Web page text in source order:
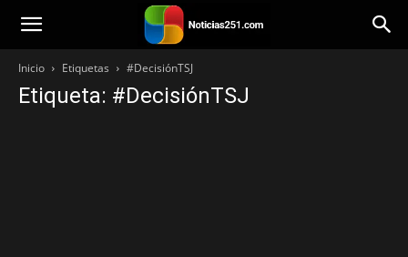
Noticias251
Inicio Etiquetas #DecisiónTSJ
Etiqueta: #DecisiónTSJ